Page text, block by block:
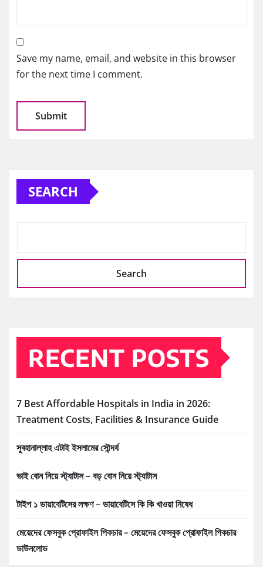
Save my name, email, and website in this browser
for the next time I comment.
SEARCH
Search
RECENT POSTS
7 Best Affordable Hospitals in India in 2026:
Treatment Costs, Facilities & Insurance Guide
সুবহানাল্লাহ এটাই ইসলামের সৌন্দর্য
ভাই বোন নিয়ে স্ট্যাটাস – বড় বোন নিয়ে স্ট্যাটাস
টাইপ ১ ডায়াবেটিসের লক্ষণ – ডায়াবেটিসে কি কি খাওয়া নিষেধ
মেয়েদের ফেসবুক প্রোফাইল পিকচার – মেয়েদের ফেসবুক প্রোফাইল পিকচার
ডাউনলোড